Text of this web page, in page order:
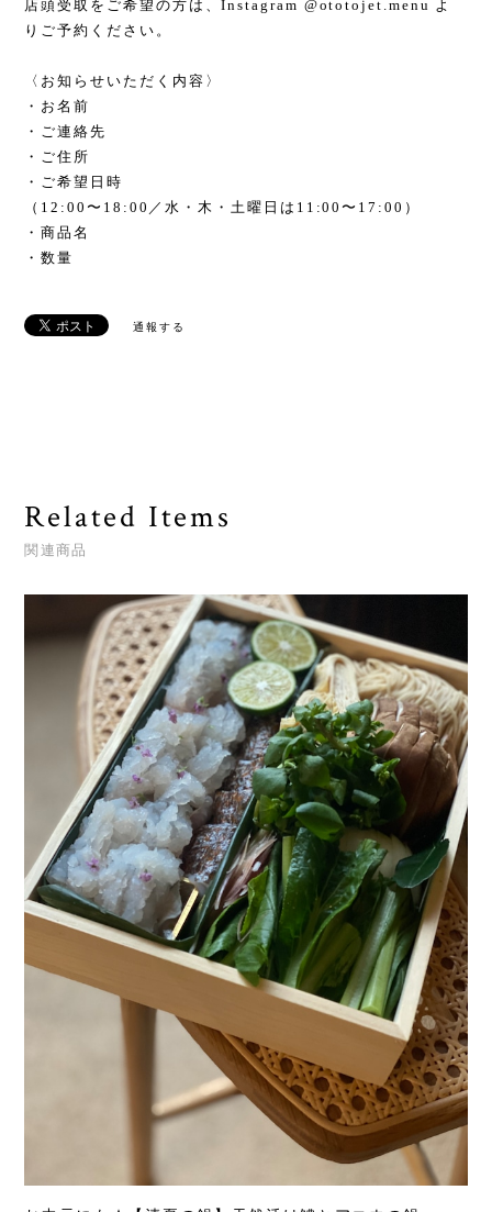
店頭受取をご希望の方は、Instagram @ototojet.menu よ
りご予約ください。
〈お知らせいただく内容〉
・お名前
・ご連絡先
・ご住所
・ご希望日時
（12:00〜18:00／水・木・土曜日は11:00〜17:00）
・商品名
・数量
通報する
Related Items
関連商品